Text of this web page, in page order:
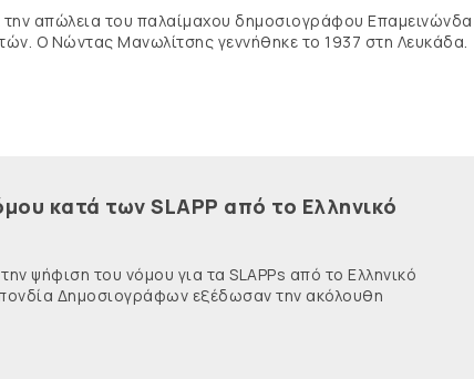
την απώλεια του παλαίμαχου δημοσιογράφου Επαμεινώνδα
Ο Νώντας Μανωλίτσης γεννήθηκε το 1937 στη Λευκάδα.
κατά των SLAPP από το Ελληνικό
ψήφιση του νόμου για τα SLAPPs από το Ελληνικό
Δημοσιογράφων εξέδωσαν την ακόλουθη